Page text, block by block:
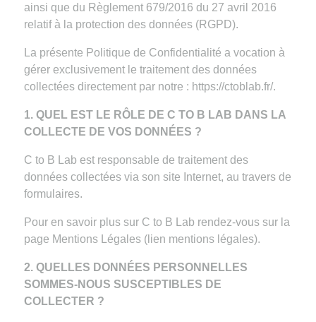
ainsi que du Règlement 679/2016 du 27 avril 2016
relatif à la protection des données (RGPD).
La présente Politique de Confidentialité a vocation à
gérer exclusivement le traitement des données
collectées directement par notre : https://ctoblab.fr/.
1. QUEL EST LE RÔLE DE C TO B LAB DANS LA
COLLECTE DE VOS DONNÉES ?
C to B Lab est responsable de traitement des
données collectées via son site Internet, au travers de
formulaires.
Pour en savoir plus sur C to B Lab rendez-vous sur la
page Mentions Légales (lien mentions légales).
2. QUELLES DONNÉES PERSONNELLES
SOMMES-NOUS SUSCEPTIBLES DE
COLLECTER ?